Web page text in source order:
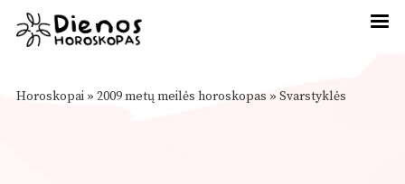
Horoskopai » 2009 metų meilės horoskopas » Svarstyklės